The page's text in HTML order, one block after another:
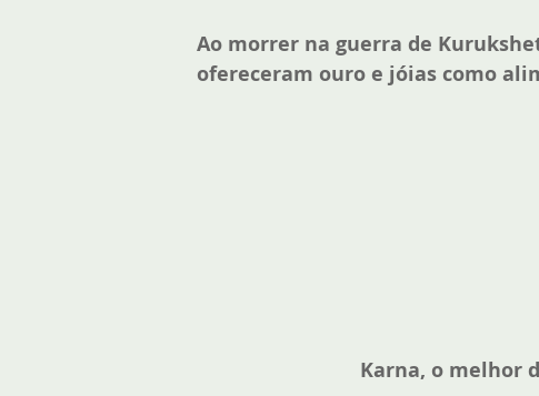
Ao morrer na guerra de
ofereceram ouro e jóias como
Karna, o melhor